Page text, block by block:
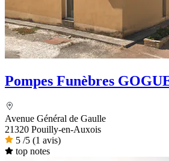
Pompes Funèbres
Avenue Général de Gaulle
21320 Pouilly-en-Auxois
5 /5 (1 avis)
top notes